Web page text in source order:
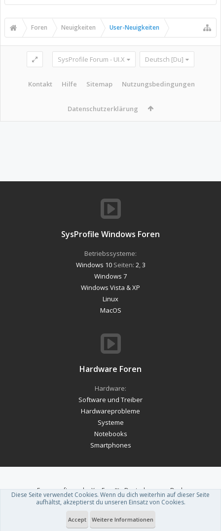
Foren Neuigkeiten User-Neuigkeiten
SysProfile Forum - UI.X Deutsch [Du]
Kontakt Hilfe Sitemap Nutzungsbedingungen
Datenschutzerklärung
SysProfile Windows Foren
Betriebssysteme:
Windows 10Seiten: 2 3
Windows 7
Windows Vista & XP
Linux
MacOS
Hardware Foren
Hardware:
Software und Treiber
Hardwareprobleme
Systeme
Notebooks
Smartphones
Forum software by XenForo™-Deutsch von xenDach
Theme designed byThemeHouse .
Diese Seite verwendet Cookies. Wenn du dich weiterhin auf dieser Seite
aufhältst, akzeptierst du unseren Einsatz von Cookies.
Accept Weitere Informationen